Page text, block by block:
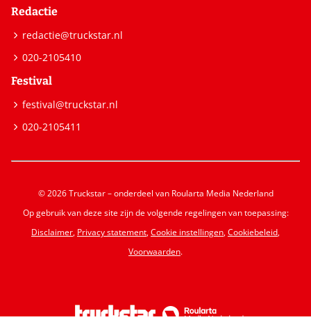
Redactie
redactie@truckstar.nl
020-2105410
Festival
festival@truckstar.nl
020-2105411
© 2026 Truckstar – onderdeel van Roularta Media Nederland
Op gebruik van deze site zijn de volgende regelingen van toepassing:
Disclaimer, Privacy statement,Cookie instellingen,Cookiebeleid,
Voorwaarden.